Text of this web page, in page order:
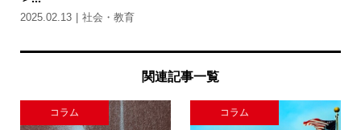
2025.02.13 社会・教育
関連記事一覧
コラム コラム